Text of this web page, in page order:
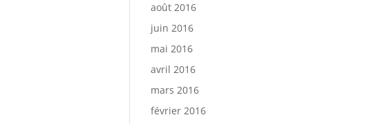
août 2016
juin 2016
mai 2016
avril 2016
mars 2016
février 2016